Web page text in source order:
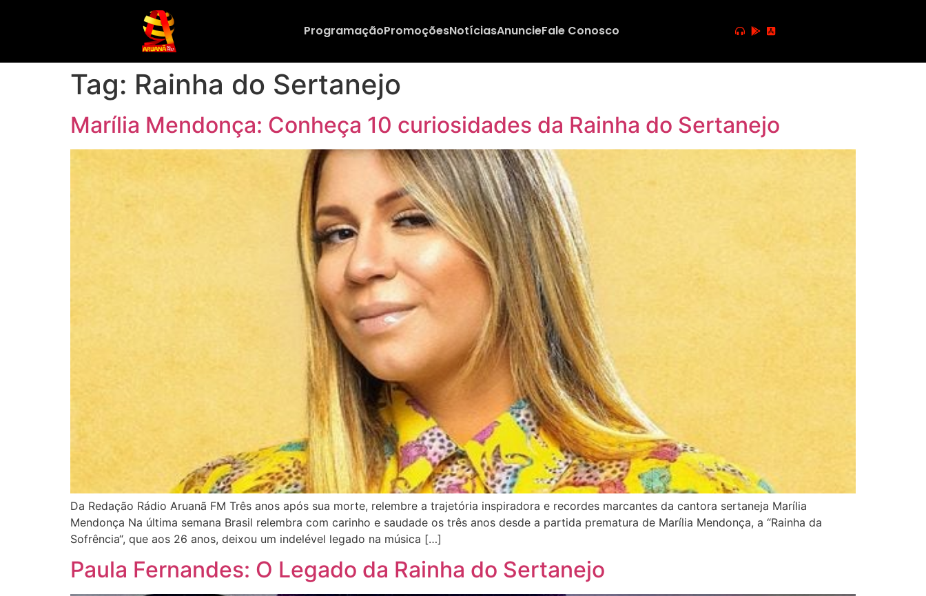
ProgramaçãoPromoçõesNotíciasAnuncieFale Conosco
Tag: Rainha do Sertanejo
Marília Mendonça: Conheça 10 curiosidades da Rainha do Sertanejo
Da Redação Rádio Aruanã FM Três anos após sua morte, relembre a trajetória inspiradora e recordes marcantes da cantora sertaneja Marília
Mendonça Na última semana Brasil relembra com carinho e saudade os três anos desde a partida prematura de Marília Mendonça, a “Rainha da
Sofrência“, que aos 26 anos, deixou um indelével legado na música […]
Paula Fernandes: O Legado da Rainha do Sertanejo